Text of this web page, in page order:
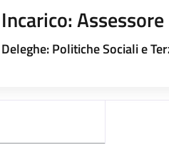
Incarico: Assessore
Deleghe: Politiche Sociali e